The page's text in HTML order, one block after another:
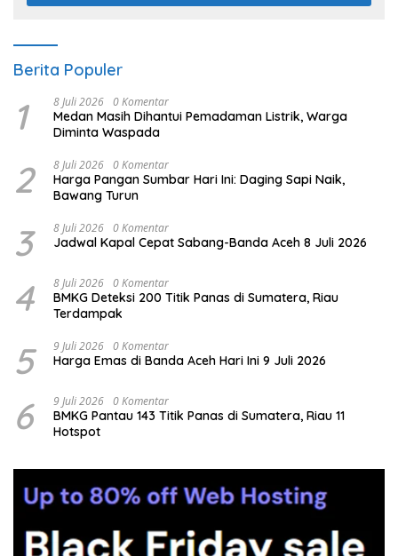
Berita Populer
1 8 Juli 2026 0 Komentar
Medan Masih Dihantui Pemadaman Listrik, Warga
Diminta Waspada
2 8 Juli 2026 0 Komentar
Harga Pangan Sumbar Hari Ini: Daging Sapi Naik,
Bawang Turun
3 8 Juli 2026 0 Komentar
Jadwal Kapal Cepat Sabang-Banda Aceh 8 Juli 2026
4 8 Juli 2026 0 Komentar
BMKG Deteksi 200 Titik Panas di Sumatera, Riau
Terdampak
5 9 Juli 2026 0 Komentar
Harga Emas di Banda Aceh Hari Ini 9 Juli 2026
6 9 Juli 2026 0 Komentar
BMKG Pantau 143 Titik Panas di Sumatera, Riau 11
Hotspot